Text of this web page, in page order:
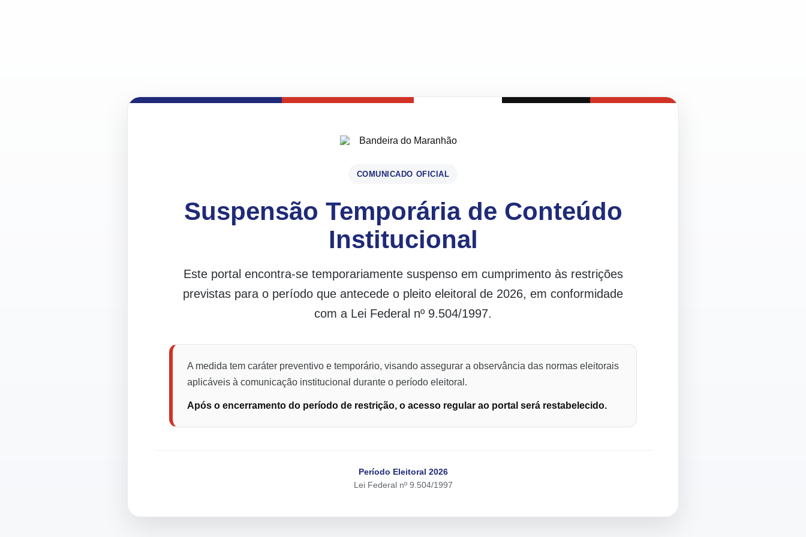
COMUNICADO OFICIAL
Suspensão Temporária de Conteúdo
Institucional
Este portal encontra-se temporariamente suspenso em cumprimento às restrições
previstas para o período que antecede o pleito eleitoral de 2026, em conformidade
com a Lei Federal nº 9.504/1997.
A medida tem caráter preventivo e temporário, visando assegurar a observância das normas eleitorais
aplicáveis à comunicação institucional durante o período eleitoral.
Após o encerramento do período de restrição, o acesso regular ao portal será restabelecido.
Período Eleitoral 2026
Lei Federal nº 9.504/1997